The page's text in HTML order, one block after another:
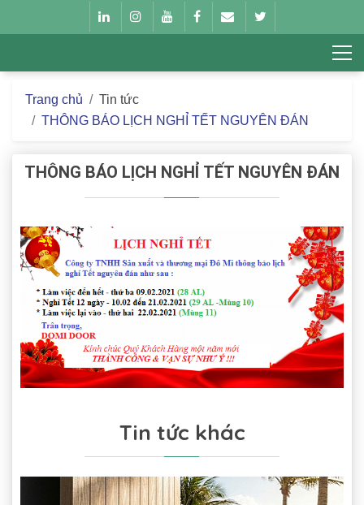
Trang chủ
Tin tức
THÔNG BÁO LỊCH NGHỈ TẾT NGUYÊN ĐÁN
THÔNG BÁO LỊCH NGHỈ TẾT NGUYÊN ĐÁN
Tin tức khác